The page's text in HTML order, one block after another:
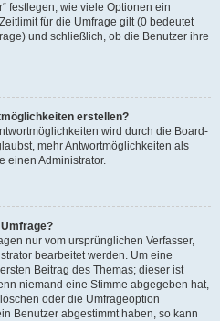
festlegen, wie viele Optionen ein
für die Umfrage gilt (0 bedeutet
und schließlich, ob die Benutzer ihre
erstellen?
wird durch die Board-
mehr Antwortmöglichkeiten als
einen Administrator.
nur vom ursprünglichen Verfasser,
bearbeitet werden. Um eine
Beitrag des Themas; dieser ist
niemand eine Stimme abgegeben hat,
oder die Umfrageoption
Benutzer abgestimmt haben, so kann